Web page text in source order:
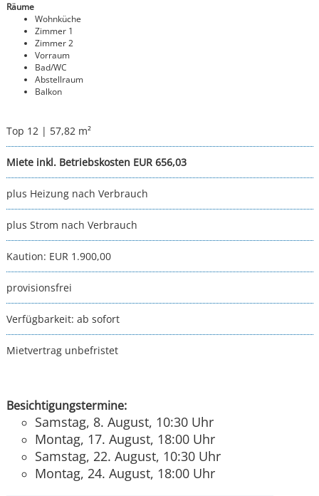
Räume
Wohnküche
Zimmer 1
Zimmer 2
Vorraum
Bad/WC
Abstellraum
Balkon
Top 12 | 57,82 m²
Miete inkl. Betriebskosten EUR 656,03
plus Heizung nach Verbrauch
plus Strom nach Verbrauch
Kaution: EUR 1.900,00
provisionsfrei
Verfügbarkeit: ab sofort
Mietvertrag unbefristet
Besichtigungstermine:
Samstag, 8. August, 10:30 Uhr
Montag, 17. August, 18:00 Uhr
Samstag, 22. August, 10:30 Uhr
Montag, 24. August, 18:00 Uhr